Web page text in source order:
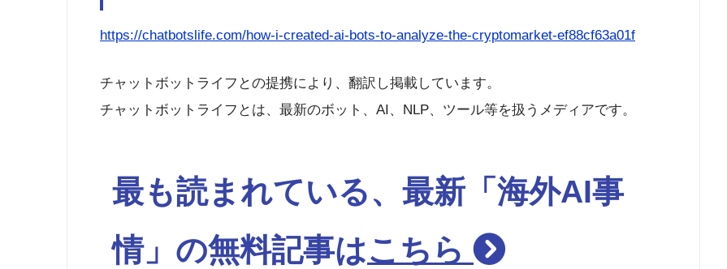
https://chatbotslife.com/how-i-created-ai-bots-to-analyze-the-cryptomarket-ef88cf63a01f
チャットボットライフとの提携により、翻訳し掲載しています。
チャットボットライフとは、最新のボット、AI、NLP、ツール等を扱うメディアです。
最も読まれている、最新「海外AI事
情」の無料記事はこちら